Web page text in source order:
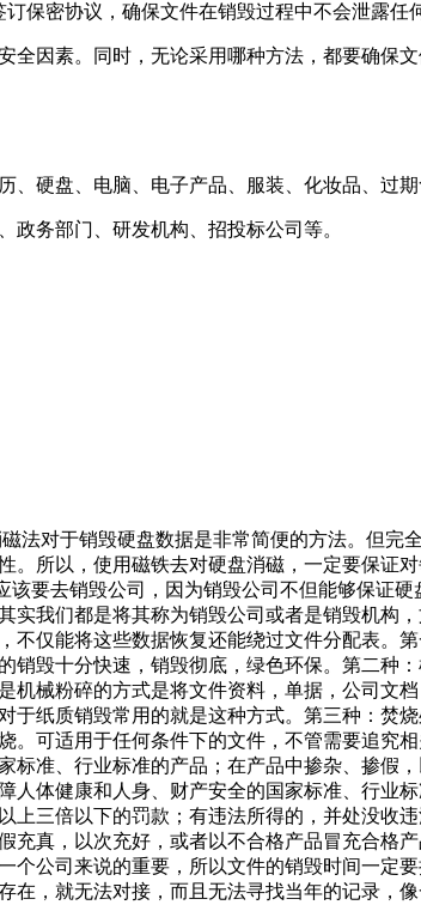
保密协议，确保文件在销毁过程中不会泄露任
因素。同时，无论采用哪种方法，都要确保文
硬盘、电脑、电子产品、服装、化妆品、过期
务部门、研发机构、招投标公司等。
法对于销毁硬盘数据是非常简便的方法。但完
所以，使用磁铁去对硬盘消磁，一定要保证
要去销毁公司，因为销毁公司不但能够保证
我们都是将其称为销毁公司或者是销毁机构
仅能将这些数据恢复还能绕过文件分配表。
毁十分快速，销毁彻底，绿色环保。第二种
械粉碎的方式是将文件资料，单据，公司文
纸质销毁常用的就是这种方式。第三种：焚
可适用于任何条件下的文件，不管需要追究
准、行业标准的产品；在产品中掺杂、掺假
体健康和人身、财产安全的国家标准、行业
三倍以下的罚款；有违法所得的，并处没收
真，以次充好，或者以不合格产品冒充合格
公司来说的重要，所以文件的销毁时间一定
，就无法对接，而且无法寻找当年的记录，